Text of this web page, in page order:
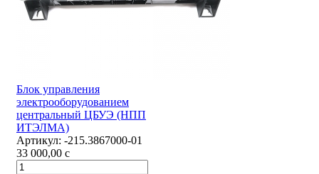
Блок управления
электрооборудованием
центральный ЦБУЭ (НПП
ИТЭЛМА)
Артикул: -215.3867000-01
33 000,00 c